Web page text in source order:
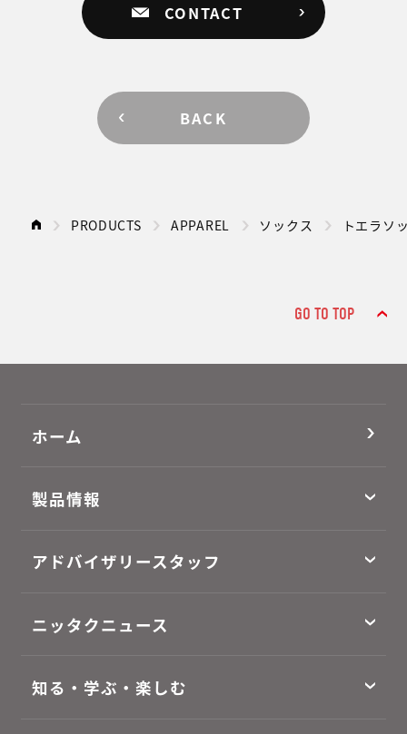
CONTACT
BACK
PRODUCTS APPAREL ソックス トエラソ
GO TO TOP
ホーム
製品情報
アドバイザリースタッフ
ニッタクニュース
知る・学ぶ・楽しむ